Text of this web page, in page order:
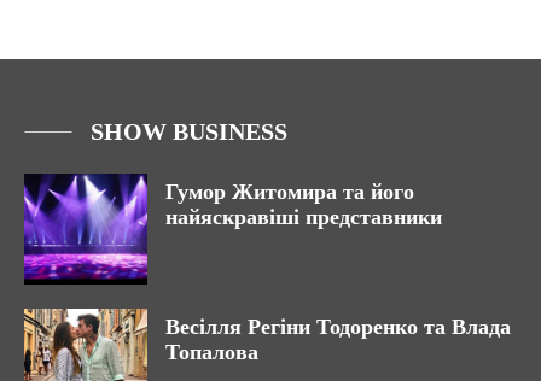
SHOW BUSINESS
Гумор Житомира та його
найяскравіші представники
Весілля Регіни Тодоренко та Влада
Топалова